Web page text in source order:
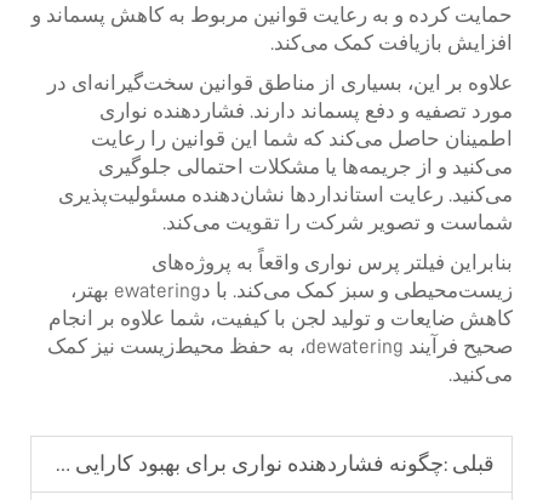
حمایت کرده و به رعایت قوانین مربوط به کاهش پسماند و
افزایش بازیافت کمک می‌کند.
علاوه بر این، بسیاری از مناطق قوانین سخت‌گیرانه‌ای در
مورد تصفیه و دفع پسماند دارند. فشاردهنده نواری
اطمینان حاصل می‌کند که شما این قوانین را رعایت
می‌کنید و از جریمه‌ها یا مشکلات احتمالی جلوگیری
می‌کنید. رعایت استانداردها نشان‌دهنده مسئولیت‌پذیری
شماست و تصویر شرکت را تقویت می‌کند.
بنابراین فیلتر پرس نواری واقعاً به پروژه‌های
زیست‌محیطی و سبز کمک می‌کند. با دewatering بهتر،
کاهش ضایعات و تولید لجن با کیفیت، شما علاوه بر انجام
صحیح فرآیند dewatering، به حفظ محیط‌زیست نیز کمک
می‌کنید.
قبلی :چگونه فشاردهنده نواری برای بهبود کارایی عملیات روزانه آب‌گیری استفاده می‌شود